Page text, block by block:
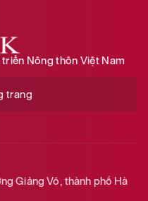
Nông thôn Việt Nam
trang
Giảng Võ, thành phố Hà